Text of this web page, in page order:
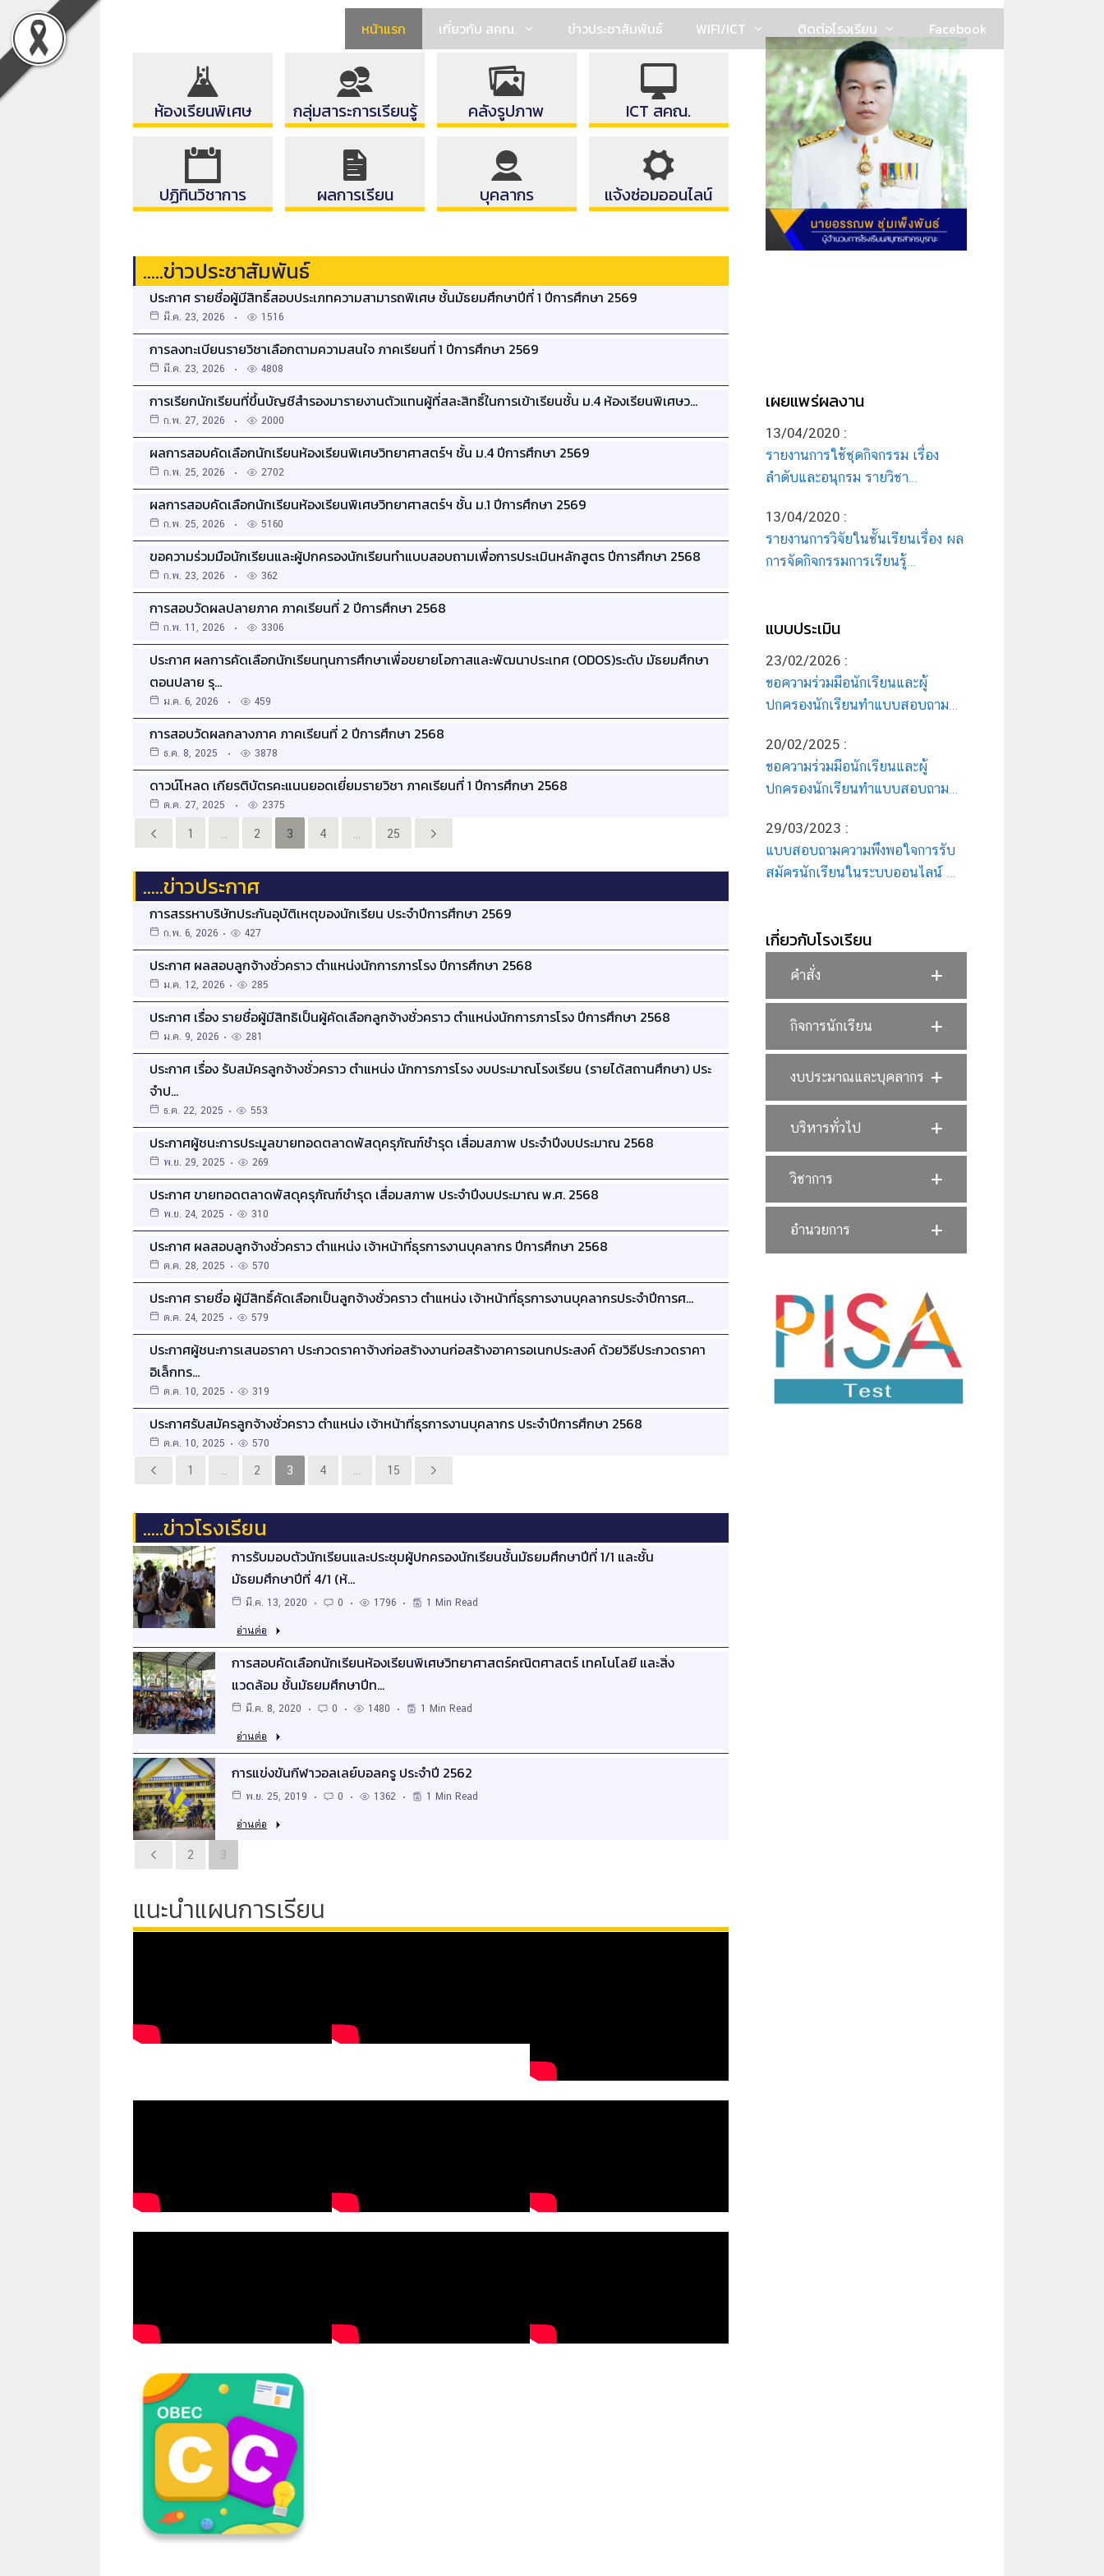
content
หน้าแรก เกี่ยวกับ สคณ. ข่าวประชาสัมพันธ์ WIFI/ICT ติดต่อโรงเรียน Facebook
ห้องเรียนพิเศษ
ปฏิทินวิชาการ
กลุ่มสาระการเรียนรู้
ผลการเรียน
คลังรูปภาพ
บุคลากร
ICT สคณ.
แจ้งซ่อมออนไลน์
…..ข่าวประชาสัมพันธ์
ประกาศ รายชื่อผู้มีสิทธิ์สอบประเภทความสามารถพิเศษ ชั้นมัธยมศึกษาปีที่ 1 ปีการศึกษา 2569
มี.ค. 23, 2026 1516
การลงทะเบียนรายวิชาเลือกตามความสนใจ ภาคเรียนที่ 1 ปีการศึกษา 2569
มี.ค. 23, 2026 4808
การเรียกนักเรียนที่ขึ้นบัญชีสำรองมารายงานตัวแทนผู้ที่สละสิทธิ์ในการเข้าเรียนชั้น ม.4 ห้องเรียนพิเศษว…
ก.พ. 27, 2026 2000
ผลการสอบคัดเลือกนักเรียนห้องเรียนพิเศษวิทยาศาสตร์ฯ ชั้น ม.4 ปีการศึกษา 2569
ก.พ. 25, 2026 2702
ผลการสอบคัดเลือกนักเรียนห้องเรียนพิเศษวิทยาศาสตร์ฯ ชั้น ม.1 ปีการศึกษา 2569
ก.พ. 25, 2026 5160
ขอความร่วมมือนักเรียนและผู้ปกครองนักเรียนทำแบบสอบถามเพื่อการประเมินหลักสูตร ปีการศึกษา 2568
ก.พ. 23, 2026 362
การสอบวัดผลปลายภาค ภาคเรียนที่ 2 ปีการศึกษา 2568
ก.พ. 11, 2026 3306
ประกาศ ผลการคัดเลือกนักเรียนทุนการศึกษาเพื่อขยายโอกาสและพัฒนาประเทศ (ODOS)ระดับ มัธยมศึกษา
ตอนปลาย รุ…
ม.ค. 6, 2026 459
การสอบวัดผลกลางภาค ภาคเรียนที่ 2 ปีการศึกษา 2568
ธ.ค. 8, 2025 3878
ดาวน์โหลด เกียรติบัตรคะแนนยอดเยี่ยมรายวิชา ภาคเรียนที่ 1 ปีการศึกษา 2568
ต.ค. 27, 2025 2375
1 2 3 4 25
…..ข่าวประกาศ
การสรรหาบริษัทประกันอุบัติเหตุของนักเรียน ประจำปีการศึกษา 2569
ก.พ. 6, 2026 427
ประกาศ ผลสอบลูกจ้างชั่วคราว ตำแหน่งนักการภารโรง ปีการศึกษา 2568
ม.ค. 12, 2026 285
ประกาศ เรื่อง รายชื่อผู้มีสิทธิเป็นผู้คัดเลือกลูกจ้างชั่วคราว ตำแหน่งนักการภารโรง ปีการศึกษา 2568
ม.ค. 9, 2026 281
ประกาศ เรื่อง รับสมัครลูกจ้างชั่วคราว ตำแหน่ง นักการภารโรง งบประมาณโรงเรียน (รายได้สถานศึกษา) ประ
จำป…
ธ.ค. 22, 2025 553
ประกาศผู้ชนะการประมูลขายทอดตลาดพัสดุครุภัณฑ์ชำรุด เสื่อมสภาพ ประจำปีงบประมาณ 2568
พ.ย. 29, 2025 269
ประกาศ ขายทอดตลาดพัสดุครุภัณฑ์ชำรุด เสื่อมสภาพ ประจำปีงบประมาณ พ.ศ. 2568
พ.ย. 24, 2025 310
ประกาศ ผลสอบลูกจ้างชั่วคราว ตำแหน่ง เจ้าหน้าที่ธุรการงานบุคลากร ปีการศึกษา 2568
ต.ค. 28, 2025 570
ประกาศ รายชื่อ ผู้มีสิทธิ์คัดเลือกเป็นลูกจ้างชั่วคราว ตำแหน่ง เจ้าหน้าที่ธุรการงานบุคลากรประจำปีการศ…
ต.ค. 24, 2025 579
ประกาศผู้ชนะการเสนอราคา ประกวดราคาจ้างก่อสร้างงานก่อสร้างอาคารอเนกประสงค์ ด้วยวิธีประกวดราคา
อิเล็กทร…
ต.ค. 10, 2025 319
ประกาศรับสมัครลูกจ้างชั่วคราว ตำแหน่ง เจ้าหน้าที่ธุรการงานบุคลากร ประจำปีการศึกษา 2568
ต.ค. 10, 2025 570
1 2 3 4 15
…..ข่าวโรงเรียน
การรับมอบตัวนักเรียนและประชุมผู้ปกครองนักเรียนชั้นมัธยมศึกษาปีที่ 1/1 และชั้น
มัธยมศึกษาปีที่ 4/1 (ห้…
มี.ค. 13, 2020 0 1796 1 Min Read
อ่านต่อ
การสอบคัดเลือกนักเรียนห้องเรียนพิเศษวิทยาศาสตร์คณิตศาสตร์ เทคโนโลยี และสิ่ง
แวดล้อม ชั้นมัธยมศึกษาปีท…
มี.ค. 8, 2020 0 1480 1 Min Read
อ่านต่อ
การแข่งขันกีฬาวอลเลย์บอลครู ประจำปี 2562
พ.ย. 25, 2019 0 1362 1 Min Read
อ่านต่อ
2 3
แนะนำแผนการเรียน
เผยแพร่ผลงาน
13/04/2020 :
รายงานการใช้ชุดกิจกรรม เรื่อง
ลำดับและอนุกรม รายวิชา
กลุ่มสาระการเรียนรู้คณิตศาสตร์
ชั้น ม. 6 โดย สิงหา รุ่งเจริญ
13/04/2020 :
รายงานการวิจัยในชั้นเรียนเรื่อง ผล
การจัดกิจกรรมการเรียนรู้
คณิตศาสตร์ของนักเรียนชั้น ม. 3
แบบประเมิน
23/02/2026 :
ขอความร่วมมือนักเรียนและผู้
ปกครองนักเรียนทำแบบสอบถาม
ศึกษา 2568
20/02/2025 :
ขอความร่วมมือนักเรียนและผู้
ปกครองนักเรียนทำแบบสอบถาม
ศึกษา 2567
29/03/2023 :
แบบสอบถามความพึงพอใจการรับ
สมัครนักเรียนในระบบออนไลน์
ปีการศึกษา 2566
เกี่ยวกับโรงเรียน
คำสั่ง
กิจการนักเรียน
งบประมาณและบุคลากร
บริหารทั่วไป
วิชาการ
อำนวยการ